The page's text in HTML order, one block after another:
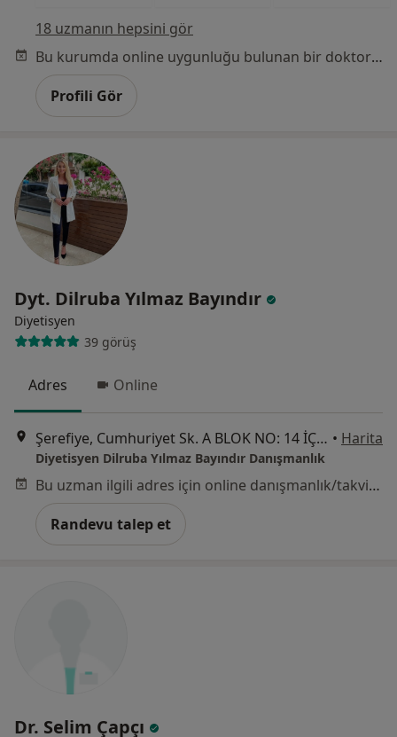
18 uzmanın hepsini gör
Bu kurumda online uygunluğu bulunan bir doktor veya uzman bulunamadı
Profili Gör
Dyt. Dilruba Yılmaz Bayındır
Diyetisyen
39 görüş
Adres Online
Şerefiye, Cumhuriyet Sk. A BLOK NO: 14 İÇ KAPI NO: 13, 81110 Düzce, Düzce • Harita
Diyetisyen Dilruba Yılmaz Bayındır Danışmanlık
Bu uzman ilgili adres için online danışmanlık/takvim sunmuyor.
Randevu talep et
Dr. Selim Çapçı